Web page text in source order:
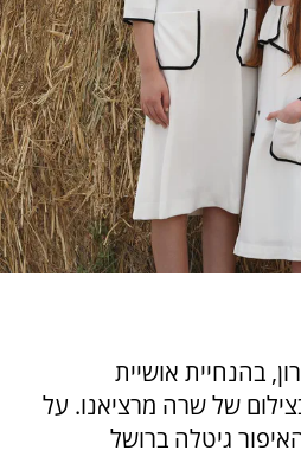
בהנחיית אושיית
של שרה מרציאנו. על
גיטלה ברושל